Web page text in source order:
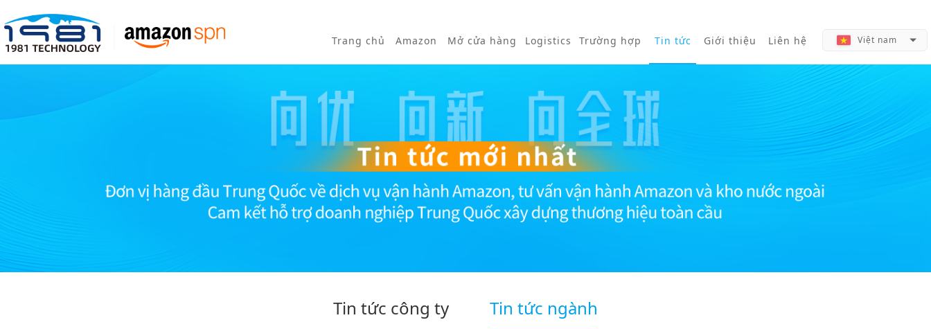
Trang chủ Amazon Mở cửa hàng Logistics Trường hợp Tin tức Giới thiệu Liên hệ Việt nam
Tin tức công ty Tin tức ngành